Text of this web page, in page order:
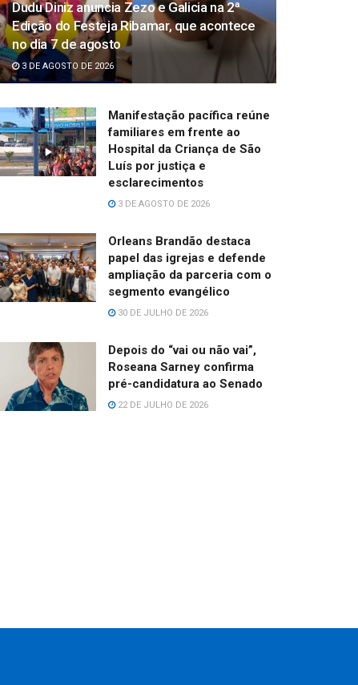
Dudu Diniz anuncia Zezo e Galicia na 2ª
Edição do Festeja Ribamar, que acontece
no dia 7 de agosto
3 DE AGOSTO DE 2026
Manifestação pacífica reúne
familiares em frente ao
Hospital da Criança de São
Luís por justiça e
esclarecimentos
3 DE AGOSTO DE 2026
Orleans Brandão destaca
papel das igrejas e defende
ampliação da parceria com o
segmento evangélico
30 DE JULHO DE 2026
Depois do “vai ou não vai”,
Roseana Sarney confirma
pré-candidatura ao Senado
22 DE JULHO DE 2026